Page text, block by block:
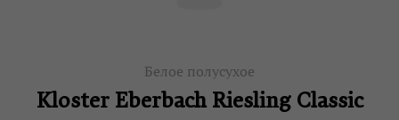
Белое полусухое
Kloster Eberbach Riesling Classic